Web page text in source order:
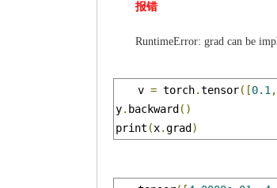
报错
RuntimeError: grad can be
v = torch.tensor([0.1 ,
y. backward ()
print (x.grad )